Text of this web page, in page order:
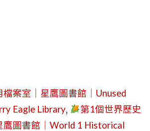
檔案室｜星鷹圖書館｜Unused
Eagle Library,
第1個世界歷史
鷹圖書館｜World 1 Historical